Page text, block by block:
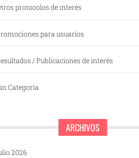
protocolos de interés
para usuarios
/ Publicaciones de interés
Categoría
ARCHIVOS
2026